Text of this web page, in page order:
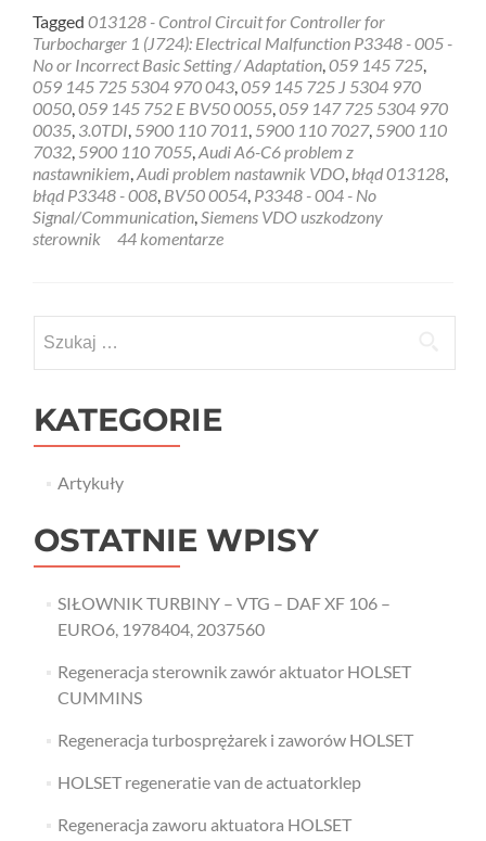
about
Audi
problem
nastawnik
VDO
Tagged 013128 - Control Circuit for Controller for
Turbocharger 1 (J724): Electrical Malfunction P3348 - 005 -
No or Incorrect Basic Setting / Adaptation 059 145 725
059 145 725 5304 970 043 059 145 725 J 5304 970
0050 059 145 752 E BV50 0055 059 147 725 5304 970
0035 3.0TDI 5900 110 7011 5900 110 7027, 5900 110
7032 5900 110 7055 Audi A6-C6 problem z
nastawnikiem Audi problem nastawnik VDO błąd 013128
błąd P3348 - 008 BV50 0054 P3348 - 004 - No
Signal/Communication Siemens VDO uszkodzony
sterownik
44 komentarze
KATEGORIE
Artykuły
OSTATNIE WPISY
SIŁOWNIK TURBINY – VTG – DAF XF 106 –
EURO6, 1978404, 2037560
Regeneracja sterownik zawór aktuator HOLSET
CUMMINS
Regeneracja turbosprężarek i zaworów HOLSET
HOLSET regeneratie van de actuatorklep
Regeneracja zaworu aktuatora HOLSET